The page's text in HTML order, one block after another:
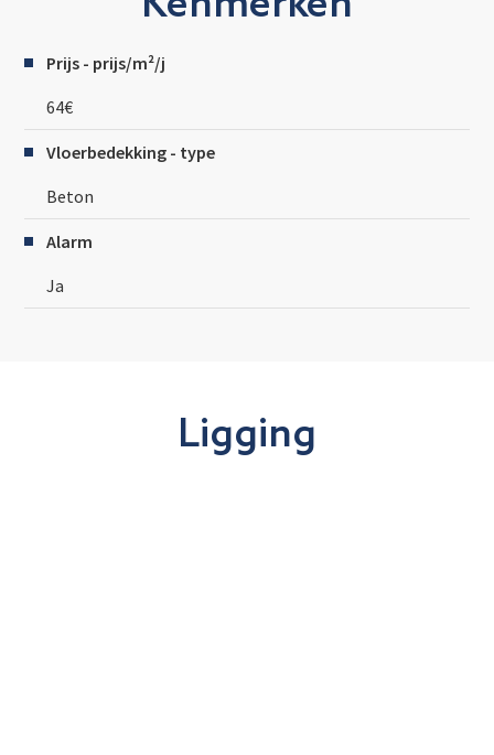
Prijs - prijs/m²/j
64€
Vloerbedekking - type
Beton
Alarm
Ja
Ligging